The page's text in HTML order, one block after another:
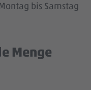
bis Samstag
Menge